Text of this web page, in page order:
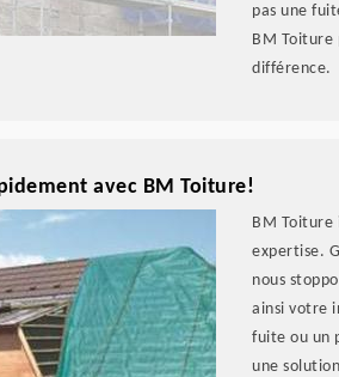
pas une
BM Toiture
différence.
avec BM Toiture!
BM
expertise.
nous
ainsi votre
fuite ou un
une